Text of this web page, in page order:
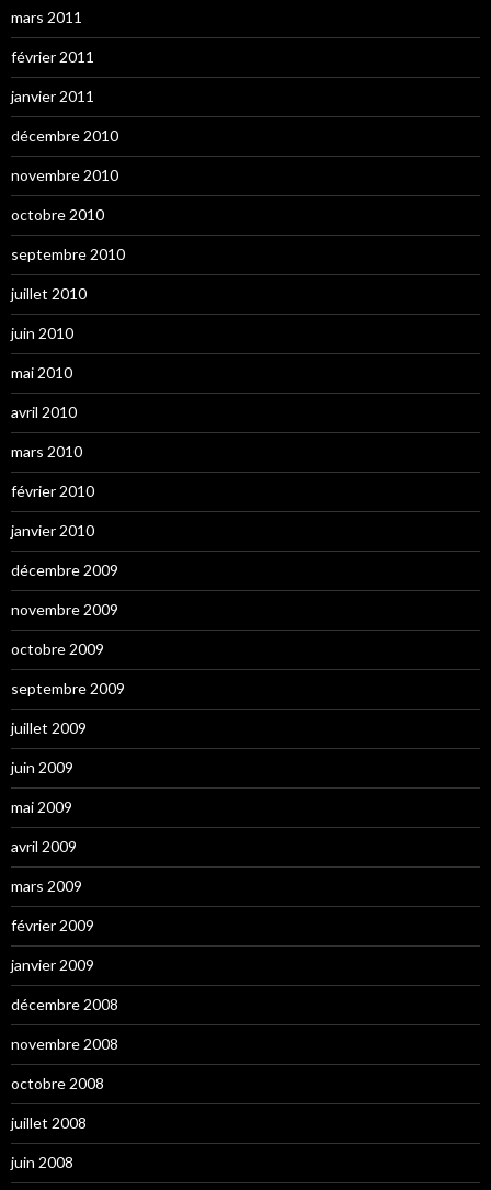
mars 2011
février 2011
janvier 2011
décembre 2010
novembre 2010
octobre 2010
septembre 2010
juillet 2010
juin 2010
mai 2010
avril 2010
mars 2010
février 2010
janvier 2010
décembre 2009
novembre 2009
octobre 2009
septembre 2009
juillet 2009
juin 2009
mai 2009
avril 2009
mars 2009
février 2009
janvier 2009
décembre 2008
novembre 2008
octobre 2008
juillet 2008
juin 2008